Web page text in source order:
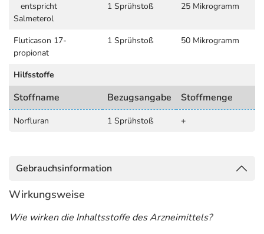
entspricht
Salmeterol
1 Sprühstoß 25 Mikrogramm
Fluticason 17-
propionat
1 Sprühstoß 50 Mikrogramm
Hilfsstoffe
Stoffname Bezugsangabe Stoffmenge
Norfluran 1 Sprühstoß +
Gebrauchsinformation
Wirkungsweise
Wie wirken die Inhaltsstoffe des Arzneimittels?